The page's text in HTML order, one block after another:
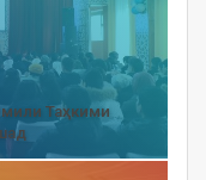
Таҳкими